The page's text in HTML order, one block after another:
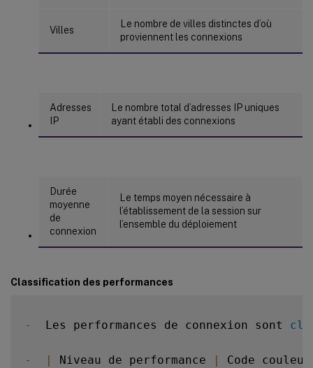
Villes
Le nombre de villes distinctes d’où
proviennent les connexions
Adresses
IP
Le nombre total d’adresses IP uniques
ayant établi des connexions
Durée
moyenne
de
connexion
Le temps moyen nécessaire à
l’établissement de la session sur
l’ensemble du déploiement
Classification des performances
-
  Les performances de connexion sont
- Niveau de performance
Code